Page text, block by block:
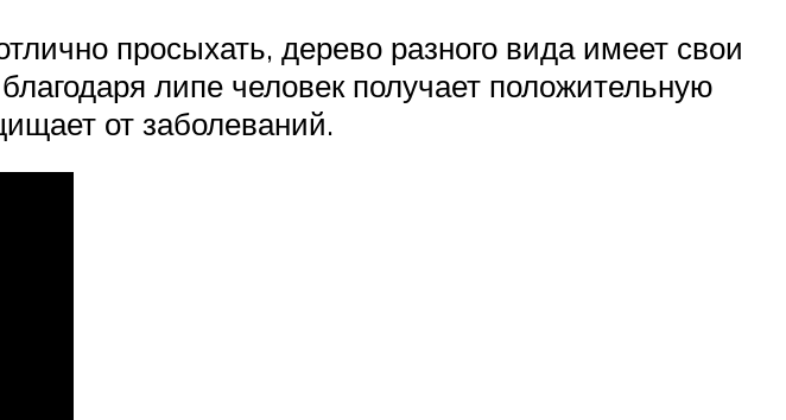
просыхать, дерево разного вида имеет свои
липе человек получает положительную
от заболеваний.